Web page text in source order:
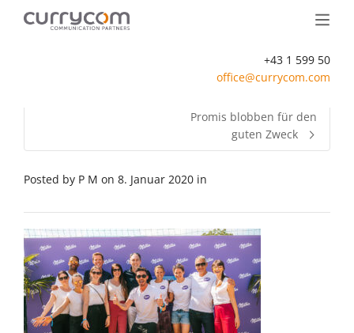
+43 1 599 50
office@currycom.com
Promis blobben für den
guten Zweck
Posted by P M on 8. Januar 2020 in